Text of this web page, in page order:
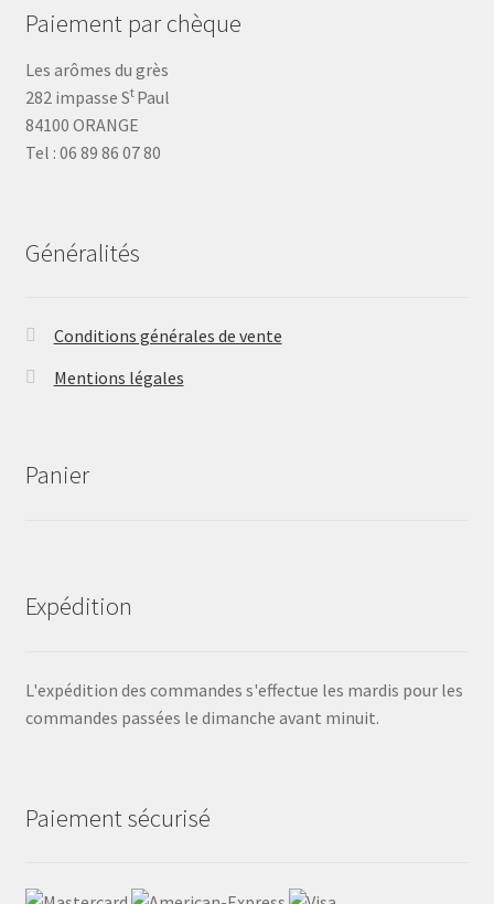
Paiement par chèque
Les arômes du grès
282 impasse St Paul
84100 ORANGE
Tel : 06 89 86 07 80
Généralités
Conditions générales de vente
Mentions légales
Panier
Expédition
L'expédition des commandes s'effectue les mardis pour les
commandes passées le dimanche avant minuit.
Paiement sécurisé